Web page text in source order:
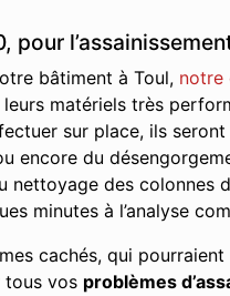
bâtiment à Toul, notre
matériels très
sur place, ils
encore du
des colonnes
minutes à l’analyse
cachés, qui
tous vos problèmes